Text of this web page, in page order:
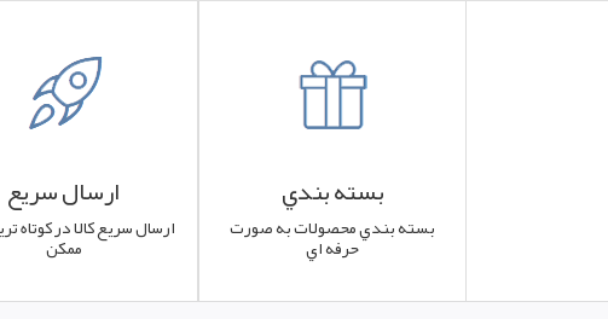
بسته بندي
بسته بندي محصولات به صورت
حرفه اي
ارسال سريع
ارسال سريع کالا در کوتاه
ممکن